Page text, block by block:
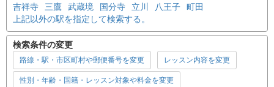
吉祥寺
三鷹 武蔵境 国分寺 立川 八王子
町田
上記以外の駅を指定して検索する。
検索条件の変更
路線・駅・市区町村や郵便番号を変更 レッスン内容を変更
性別・年齢・国籍・レッスン対象や料金を変更